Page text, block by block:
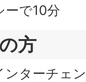
ーで10分
方
ンターチェ